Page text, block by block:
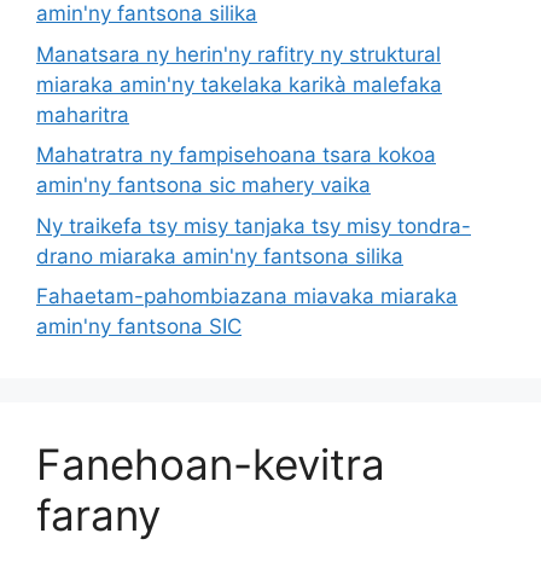
amin'ny fantsona silika
Manatsara ny herin'ny rafitry ny struktural
miaraka amin'ny takelaka karikà malefaka
maharitra
Mahatratra ny fampisehoana tsara kokoa
amin'ny fantsona sic mahery vaika
Ny traikefa tsy misy tanjaka tsy misy tondra-
drano miaraka amin'ny fantsona silika
Fahaetam-pahombiazana miavaka miaraka
amin'ny fantsona SIC
Fanehoan-kevitra
farany